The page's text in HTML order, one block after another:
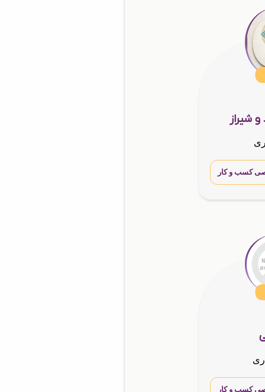
شیراز
کسب و کار
کسب و کار